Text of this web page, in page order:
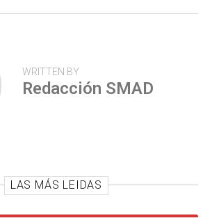
WRITTEN BY
Redacción SMAD
LAS MÁS LEIDAS